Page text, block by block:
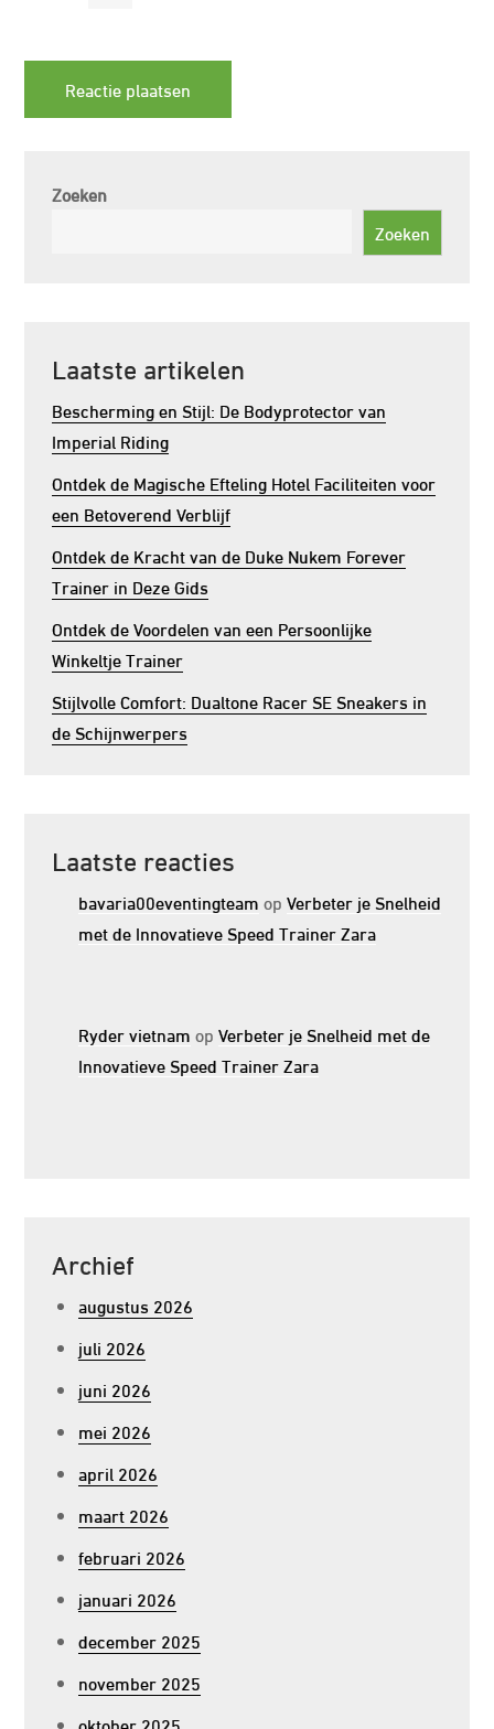
Zoeken
Zoeken
Laatste artikelen
Bescherming en Stijl: De Bodyprotector van
Imperial Riding
Ontdek de Magische Efteling Hotel Faciliteiten voor
een Betoverend Verblijf
Ontdek de Kracht van de Duke Nukem Forever
Trainer in Deze Gids
Ontdek de Voordelen van een Persoonlijke
Winkeltje Trainer
Stijlvolle Comfort: Dualtone Racer SE Sneakers in
de Schijnwerpers
Laatste reacties
bavaria00eventingteam opVerbeter je Snelheid
met de Innovatieve Speed Trainer Zara
Ryder vietnam opVerbeter je Snelheid met de
Innovatieve Speed Trainer Zara
Archief
augustus 2026
juli 2026
juni 2026
mei 2026
april 2026
maart 2026
februari 2026
januari 2026
december 2025
november 2025